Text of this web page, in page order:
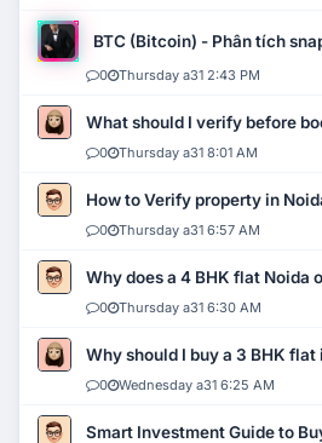
BTC (Bitcoin) - Phân tích
0 Thursday a31 2:43 PM
What should I verify before
0 Thursday a31 8:01 AM
How to Verify property in
0 Thursday a31 6:57 AM
Why does a 4 BHK flat Noida
0 Thursday a31 6:30 AM
Why should I buy a 3 BHK flat
0 Wednesday a31 6:25 AM
Smart Investment Guide to